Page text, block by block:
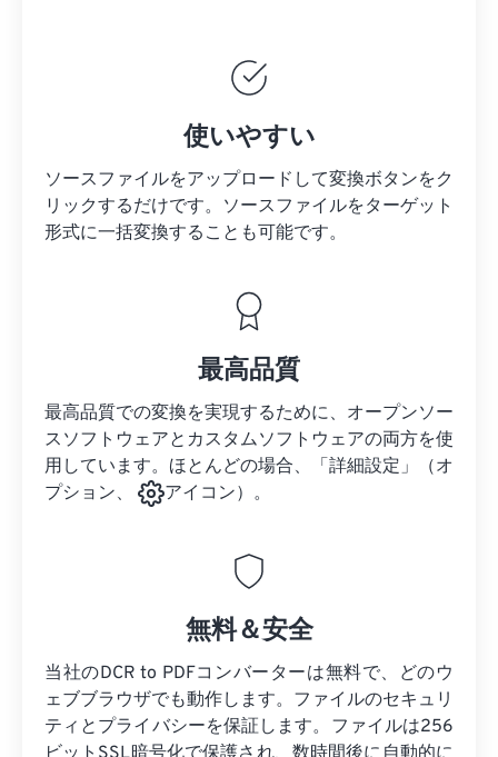
使いやすい
ソースファイルをアップロードして変換ボタンをク
リックするだけです。 ソースファイルをターゲット
形式に一括変換することも可能です。
最高品質
最高品質での変換を実現するために、オープンソー
スソフトウェアとカスタムソフトウェアの両方を使
用しています。ほとんどの場合、「詳細設定」（オ
プション、
アイコン）。
無料＆安全
当社のDCR to PDFコンバーターは無料で、どのウ
ェブブラウザでも動作します。ファイルのセキュリ
ティとプライバシーを保証します。ファイルは256